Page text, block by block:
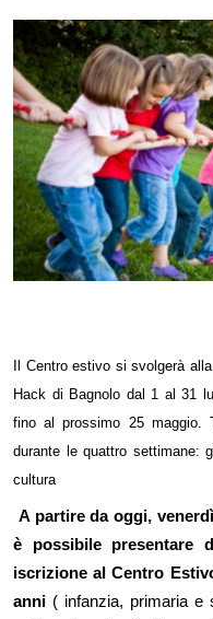
Il Centro estivo si svolgerà
Hack di Bagnolo dal 1 al 31
fino al prossimo 25 maggio.
durante le quattro settimane:
cultura
A partire da oggi,
è possibile presentare
iscrizione al Centro
anni ( infanzia, primaria e